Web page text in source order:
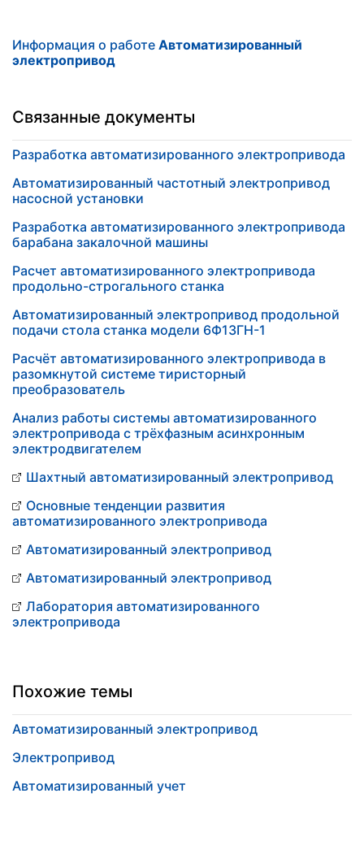
Информация о работе Автоматизированный
электропривод
Связанные документы
Разработка автоматизированного электропривода
Автоматизированный частотный электропривод
насосной установки
Разработка автоматизированного электропривода
барабана закалочной машины
Расчет автоматизированного электропривода
продольно-строгального станка
Автоматизированный электропривод продольной
подачи стола станка модели 6Ф13ГН-1
Расчёт автоматизированного электропривода в
разомкнутой системе тиристорный
преобразователь
Анализ работы системы автоматизированного
электропривода с трёхфазным асинхронным
электродвигателем
Шахтный автоматизированный электропривод
Основные тенденции развития
автоматизированного электропривода
Автоматизированный электропривод
Автоматизированный электропривод
Лаборатория автоматизированного
электропривода
Похожие темы
Автоматизированный электропривод
Электропривод
Автоматизированный учет